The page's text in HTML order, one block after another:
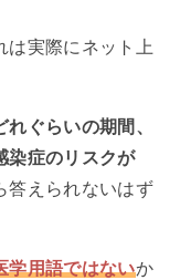
は実際にネット上
れぐらいの期間、
染症のリスクが
答えられないはず
学用語ではないか